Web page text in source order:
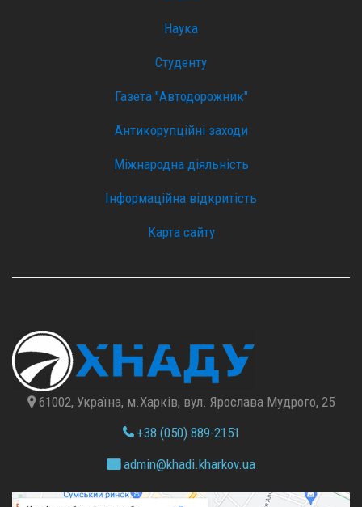
Наука
Студенту
Газета "Автодорожник"
Антикорупційні заходи
Міжнародна діяльність
Інформаційна відкритість
Карта сайту
61002, Україна, м.Харків, вул. Ярослава Мудрого, 25
+38 (050) 889-2151
admin@khadi.kharkov.ua